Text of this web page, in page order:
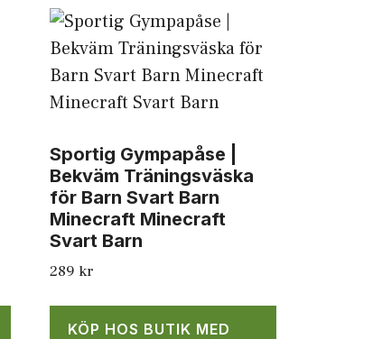
Sportig Gympapåse |
Bekväm Träningsväska
för Barn Svart Barn
Minecraft Minecraft
Svart Barn
289 kr
KÖP HOS BUTIK MED